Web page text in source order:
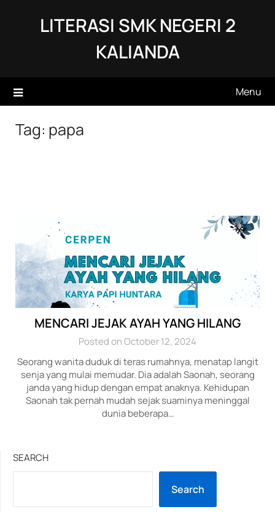
LITERASI SMK NEGERI 2
KALIANDA
Menu
Tag: papa
MENCARI JEJAK AYAH YANG HILANG
Posted on October 12, 2024
Seorang wanita duduk di teras rumahnya, menatap langit
senja yang mulai memudar. Dia adalah Saonah, seorang
janda yang hidup dengan empat anaknya. Kehidupan
Saonah tak pernah mudah sejak suaminya meninggal
dunia beberapa…
SEARCH
Search